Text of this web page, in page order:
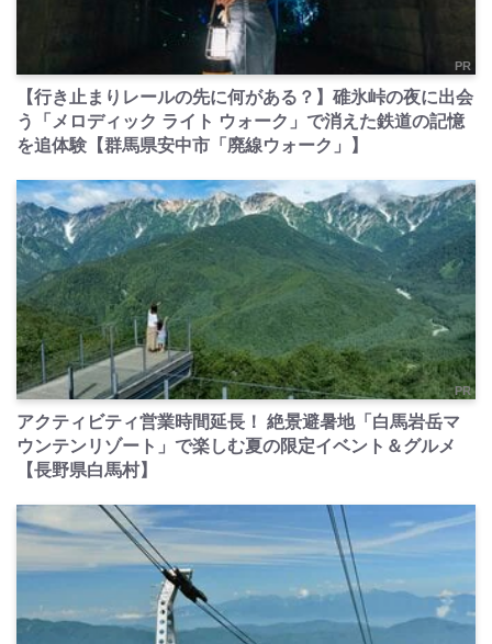
PR
【行き止まりレールの先に何がある？】碓氷峠の夜に出会
う「メロディック ライト ウォーク」で消えた鉄道の記憶
を追体験【群馬県安中市「廃線ウォーク」】
PR
アクティビティ営業時間延長！ 絶景避暑地「白馬岩岳マ
ウンテンリゾート」で楽しむ夏の限定イベント＆グルメ
【長野県白馬村】